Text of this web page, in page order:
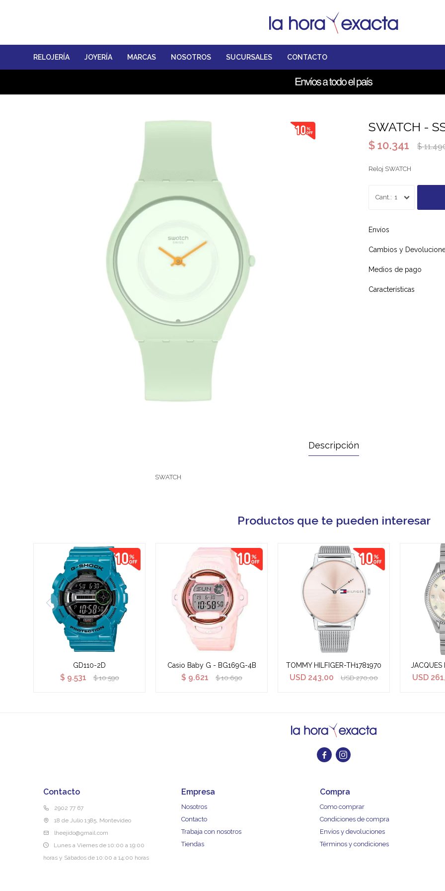
RELOJERÍA JOYERÍA MARCAS NOSOTROS SUCURSALES CONTACTO
SWATCH -
$10.341 $
Reloj SWATCH
1
Envíos
Cambios y
Medios de pago
Características
Descripción
SWATCH
Productos que te pueden interesar
GD110-2D
$ 9.531 $ 10.590
Casio Baby G - BG169G-4B
$ 9.621 $ 10.690
TOMMY HILFIGER-TH1781970
USD 243,00 USD 270,00 USD
 
Contacto
2902 77 67
18 de Julio 1385, Montevideo
lheejido@gmail.com
Lunes a Viernes de 10:00 a 19:00
horas y Sábados de 10:00 a 14:00 horas
Empresa
Nosotros
Contacto
Trabaja con nosotros
Tiendas
Compra
Como comprar
Condiciones de compra
Envíos y devoluciones
Términos y condiciones